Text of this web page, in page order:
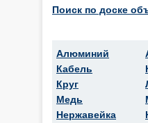
Поиск по доске
Алюминий
Кабель
Круг
Медь
Нержавейка